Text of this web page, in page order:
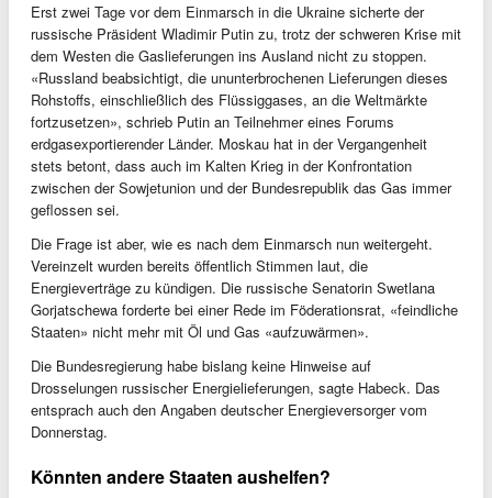
Erst zwei Tage vor dem Einmarsch in die Ukraine sicherte der
russische Präsident Wladimir Putin zu, trotz der schweren Krise mit
dem Westen die Gaslieferungen ins Ausland nicht zu stoppen.
«Russland beabsichtigt, die ununterbrochenen Lieferungen dieses
Rohstoffs, einschließlich des Flüssiggases, an die Weltmärkte
fortzusetzen», schrieb Putin an Teilnehmer eines Forums
erdgasexportierender Länder. Moskau hat in der Vergangenheit
stets betont, dass auch im Kalten Krieg in der Konfrontation
zwischen der Sowjetunion und der Bundesrepublik das Gas immer
geflossen sei.
Die Frage ist aber, wie es nach dem Einmarsch nun weitergeht.
Vereinzelt wurden bereits öffentlich Stimmen laut, die
Energieverträge zu kündigen. Die russische Senatorin Swetlana
Gorjatschewa forderte bei einer Rede im Föderationsrat, «feindliche
Staaten» nicht mehr mit Öl und Gas «aufzuwärmen».
Die Bundesregierung habe bislang keine Hinweise auf
Drosselungen russischer Energielieferungen, sagte Habeck. Das
entsprach auch den Angaben deutscher Energieversorger vom
Donnerstag.
Könnten andere Staaten aushelfen?